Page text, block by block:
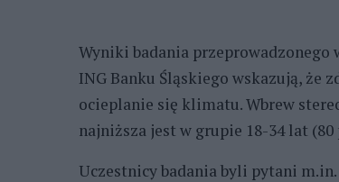
Wyniki badania przeprowadzonego
ING Banku Śląskiego wskazują, że
ocieplanie się klimatu. Wbrew
najniższa jest w grupie 18-34 lat
Uczestnicy badania byli pytani